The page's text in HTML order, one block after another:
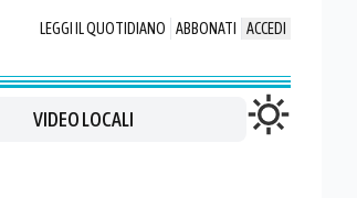
LEGGI IL QUOTIDIANO ABBONATI ACCEDI
VIDEO LOCALI